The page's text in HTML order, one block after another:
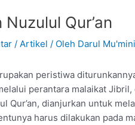
Qur’an
/Artikel / Oleh Darul
peristiwa
perantara malaikat
Qur’an, dianjurkan untuk
harus dilakukan pada